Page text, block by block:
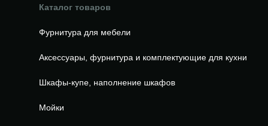
Каталог товаров
Фурнитура для мебели
Аксессуары, фурнитура и комплектующие для кухни
Шкафы-купе, наполнение шкафов
Мойки